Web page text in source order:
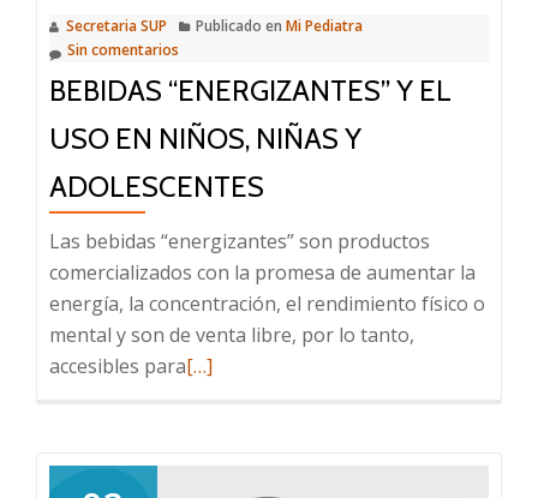
mensaje
niñas
y
Secretaria SUP Publicado en Mi Pediatra
Sin comentarios
BEBIDAS “ENERGIZANTES” Y EL
USO EN NIÑOS, NIÑAS Y
ADOLESCENTES
Las bebidas “energizantes” son productos
comercializados con la promesa de aumentar la
energía, la concentración, el rendimiento físico o
mental y son de venta libre, por lo tanto,
accesibles paraLeer
[…]